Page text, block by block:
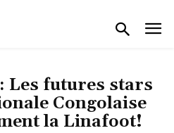
Les futures stars
Congolaise
la Linafoot!